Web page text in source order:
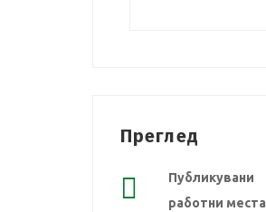
Преглед
Публикувани
работни места